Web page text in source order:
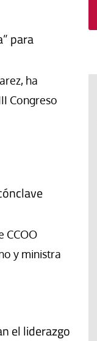
para
ha
Congreso
CCOO
y ministra
el liderazgo